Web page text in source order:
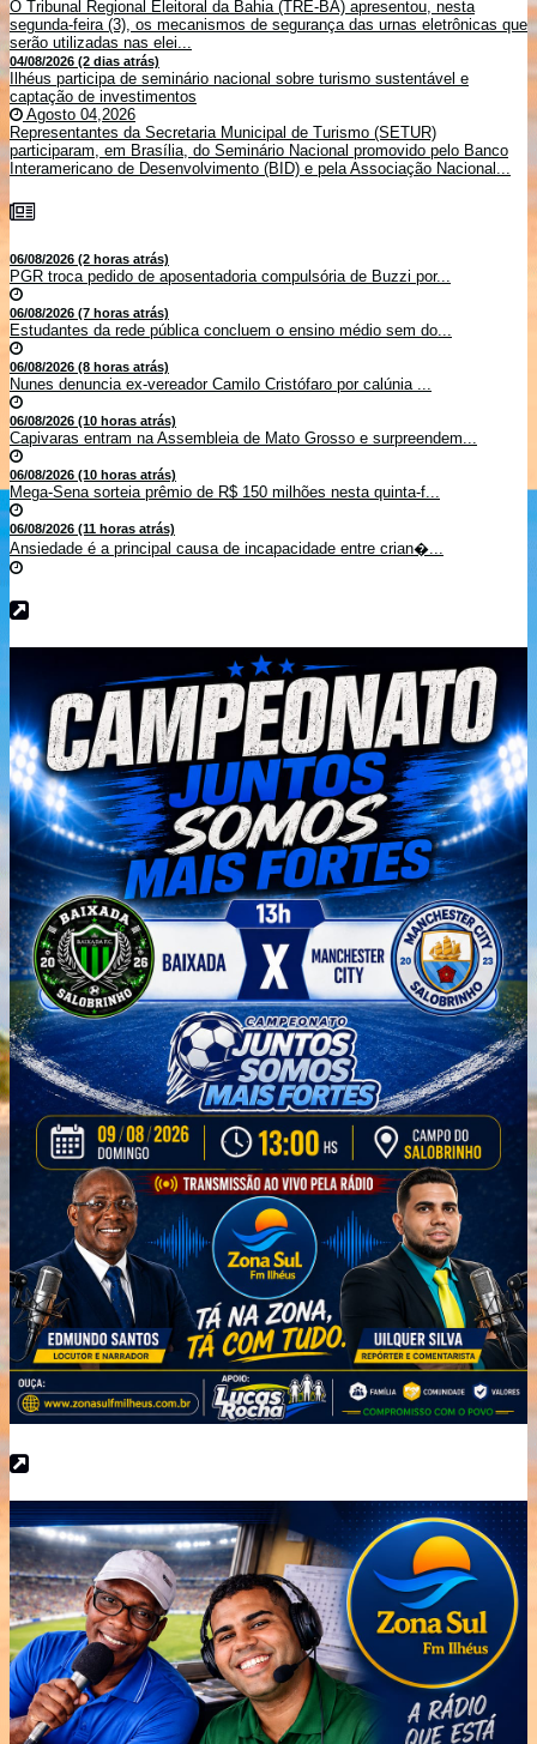
O Tribunal Regional Eleitoral da Bahia (TRE-BA) apresentou, nesta
segunda-feira (3), os mecanismos de segurança das urnas eletrônicas que
serão utilizadas nas elei...
04/08/2026 (2 dias atrás)
Ilhéus participa de seminário nacional sobre turismo sustentável e
captação de investimentos
Agosto 04,2026
Representantes da Secretaria Municipal de Turismo (SETUR)
participaram, em Brasília, do Seminário Nacional promovido pelo Banco
Interamericano de Desenvolvimento (BID) e pela Associação Nacional...
06/08/2026 (2 horas atrás)
PGR troca pedido de aposentadoria compulsória de Buzzi por...
06/08/2026 (7 horas atrás)
Estudantes da rede pública concluem o ensino médio sem do...
06/08/2026 (8 horas atrás)
Nunes denuncia ex-vereador Camilo Cristófaro por calúnia ...
06/08/2026 (10 horas atrás)
Capivaras entram na Assembleia de Mato Grosso e surpreendem...
06/08/2026 (10 horas atrás)
Mega-Sena sorteia prêmio de R$ 150 milhões nesta quinta-f...
06/08/2026 (11 horas atrás)
Ansiedade é a principal causa de incapacidade entre crian�...